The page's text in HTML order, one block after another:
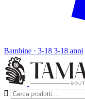
Bambine · 3-18 3-18 anni
